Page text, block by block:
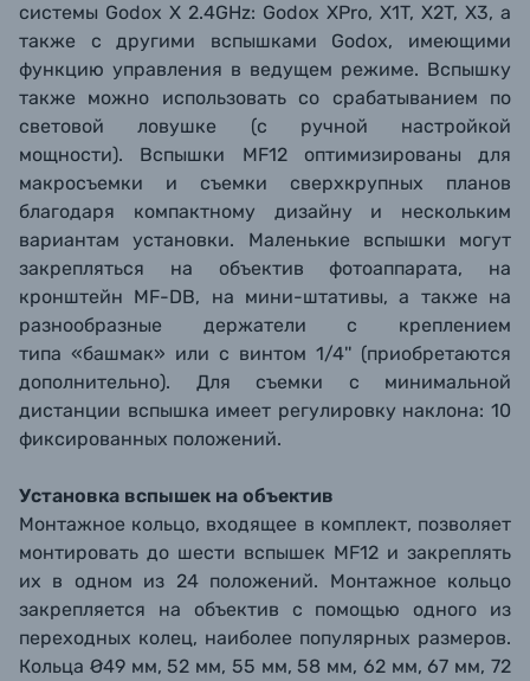
системы Godox X 2.4GHz: Godox XPro, X1T, X2T, X3, а
также с другими вспышками Godox, имеющими
функцию управления в ведущем режиме. Вспышку
также можно использовать со срабатыванием по
световой ловушке (с ручной настройкой
мощности). Вспышки MF12 оптимизированы для
макросъемки и съемки сверхкрупных планов
благодаря компактному дизайну и нескольким
вариантам установки. Маленькие вспышки могут
закрепляться на объектив фотоаппарата, на
кронштейн MF-DB, на мини-штативы, а также на
разнообразные держатели с креплением
типа «башмак» или с винтом 1/4'' (приобретаются
дополнительно). Для съемки с минимальной
дистанции вспышка имеет регулировку наклона: 10
фиксированных положений.
Установка вспышек на объектив
Монтажное кольцо, входящее в комплект, позволяет
монтировать до шести вспышек MF12 и закреплять
их в одном из 24 положений. Монтажное кольцо
закрепляется на объектив с помощью одного из
переходных колец, наиболее популярных размеров.
Кольца Ø49 мм, 52 мм, 55 мм, 58 мм, 62 мм, 67 мм, 72